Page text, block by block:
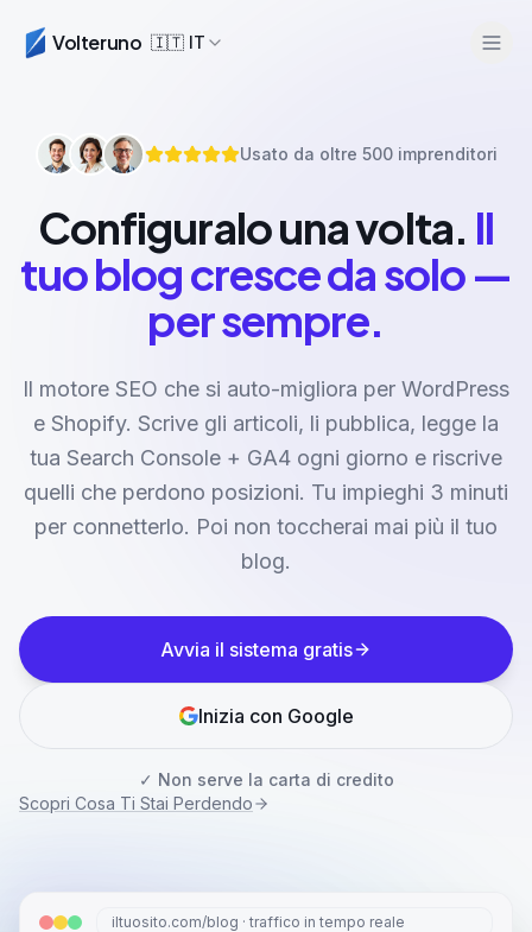
Volteruno 🇮🇹 IT
Accedi
Usato da oltre 500 imprenditori
Configuralo una volta. Il
tuo blog cresce da solo —
per sempre.
Il motore SEO che si auto-migliora per WordPress
e Shopify. Scrive gli articoli, li pubblica, legge la
tua Search Console + GA4 ogni giorno e riscrive
quelli che perdono posizioni. Tu impieghi 3 minuti
per connetterlo. Poi non toccherai mai più il tuo
blog.
Avvia il sistema gratis
Inizia con Google
✓ Non serve la carta di credito
Scopri Cosa Ti Stai Perdendo
iltuosito.com/blog · traffico in tempo reale